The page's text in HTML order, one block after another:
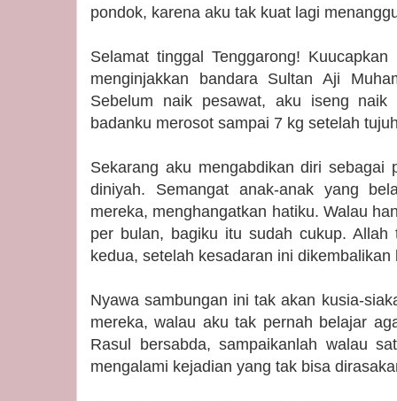
pondok, karena aku tak kuat lagi
Selamat tinggal Tenggarong!
menginjakkan bandara Sultan Aji
Sebelum naik pesawat, aku iseng
badanku merosot sampai 7 kg setelah
Sekarang aku mengabdikan diri sebagai
diniyah. Semangat anak-anak yang
mereka, menghangatkan hatiku. Walau
per bulan, bagiku itu sudah cukup. Allah
kedua, setelah kesadaran ini
Nyawa sambungan ini tak akan kusia-
mereka, walau aku tak pernah belajar
Rasul bersabda, sampaikanlah walau
mengalami kejadian yang tak bisa